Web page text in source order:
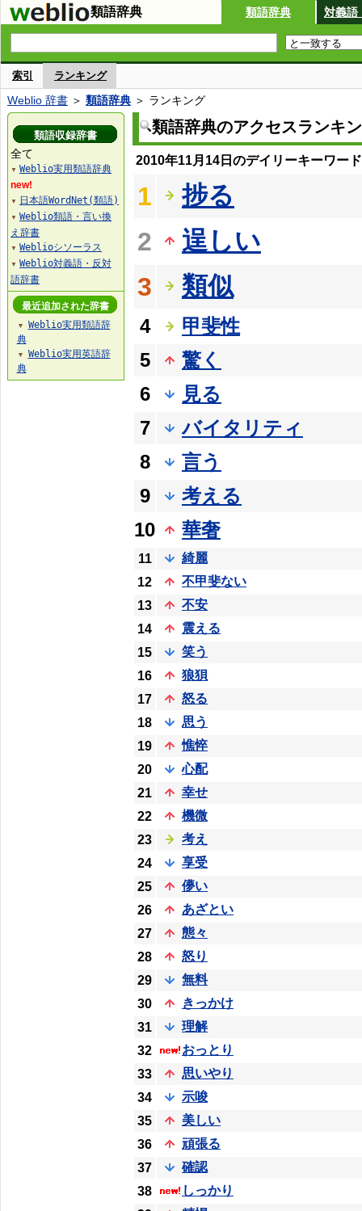
類語辞典 類語辞典 対義語
索引 ランキング
Weblio 辞書 ＞ 類語辞典 ＞ ランキング
類語辞典のアクセスランキ
2010年11月14日のデイリーキーワー
1
捗る
2
逞しい
3
類似
4
甲斐性
5
驚く
6
見る
7
バイタリティ
8
言う
9
考える
10
華奢
11
綺麗
12
不甲斐ない
13
不安
14
震える
15
笑う
16
狼狽
17
怒る
18
思う
19
憔悴
20
心配
21
幸せ
22
機微
23
考え
24
享受
25
儚い
26
あざとい
27
態々
28
怒り
29
無料
30
きっかけ
31
理解
32
おっとり
33
思いやり
34
示唆
35
美しい
36
頑張る
37
確認
38
しっかり
類語収録辞書
全て
▼ Weblio実用類語辞典
new!
▼ 日本語WordNet(類語)
▼ Weblio類語・言い換
え辞書
▼ Weblioシソーラス
▼ Weblio対義語・反対
語辞書
最近追加された辞書
▼
Weblio実用類語辞
典
▼
Weblio実用英語辞
典